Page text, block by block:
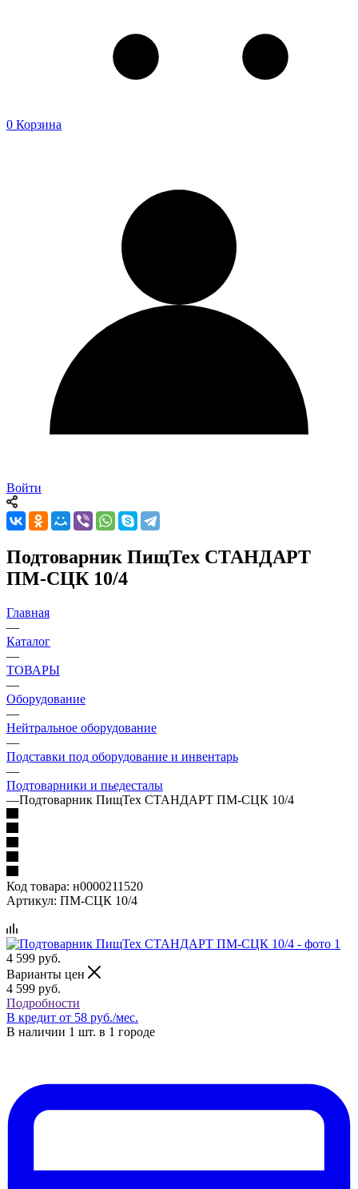
0 Корзина
Войти
Подтоварник ПищТех СТАНДАРТ
ПМ-СЦК 10/4
Главная
—
Каталог
—
ТОВАРЫ
—
Оборудование
—
Нейтральное оборудование
—
Подставки под оборудование и инвентарь
—
Подтоварники и пьедесталы
—Подтоварник ПищТех СТАНДАРТ ПМ-СЦК 10/4
Код товара: н0000211520
Артикул: ПМ-СЦК 10/4
4 599 руб.
Варианты цен
4 599 руб.
Подробности
В кредит от 58 руб./мес.
В наличии 1 шт. в 1 городе